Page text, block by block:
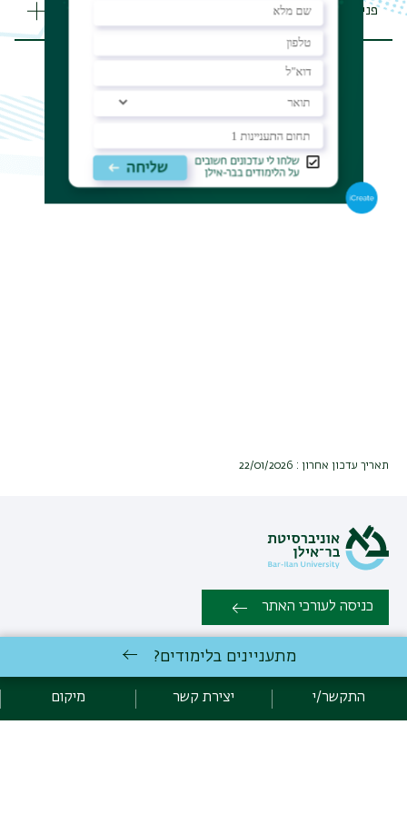
פנייה למדור לזרועות הביטחון
תאריך עדכון אחרון : 22/01/2026
כניסה לעורכי האתר
כל הזכויות שמורות: מדור לתוכניות לימודים לזרועות הביטחון - המערך
5317005/6 | פקס:03-6354968 |
יצירת קשר
מתעניינים בלימודים?
התקשר/י יצירת קשר מיקום